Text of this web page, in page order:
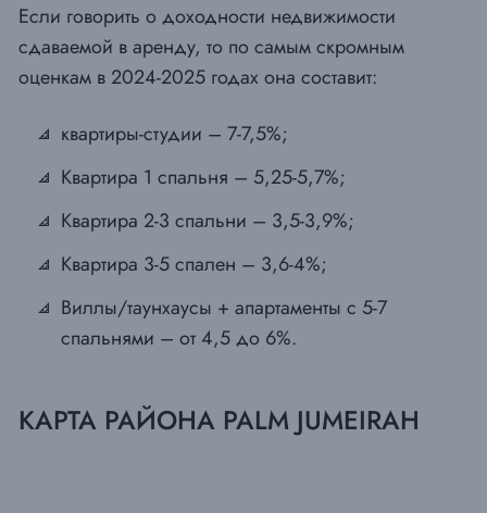
Если говорить о доходности недвижимости
сдаваемой в аренду, то по самым скромным
оценкам в 2024-2025 годах она составит:
квартиры-студии – 7-7,5%;
Квартира 1 спальня – 5,25-5,7%;
Квартира 2-3 спальни – 3,5-3,9%;
Квартира 3-5 спален – 3,6-4%;
Виллы/таунхаусы + апартаменты с 5-7
спальнями – от 4,5 до 6%.
КАРТА РАЙОНА PALM JUMEIRAH